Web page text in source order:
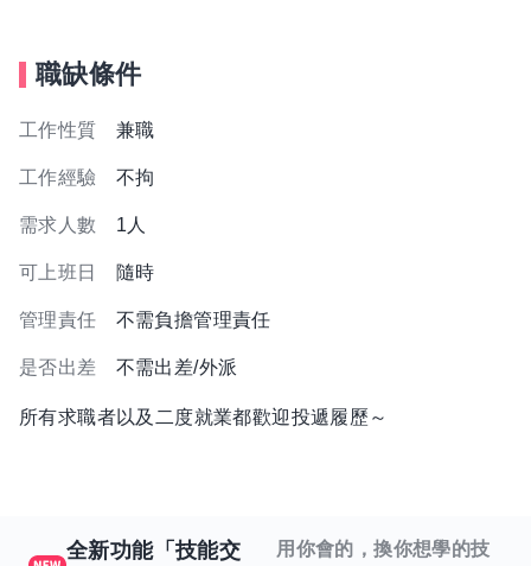
職缺條件
工作性質 兼職
工作經驗 不拘
需求人數 1人
可上班日 隨時
管理責任 不需負擔管理責任
是否出差 不需出差/外派
所有求職者以及二度就業都歡迎投遞履歷～
全新功能「技能交
用你會的，換你想學的技